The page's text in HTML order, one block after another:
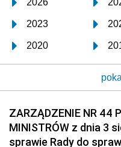
2026
2023
2020
2017
2014
2011
2008
ZARZĄDZENIE NR 44
MINISTRÓW z dnia 3
sprawie Rady do